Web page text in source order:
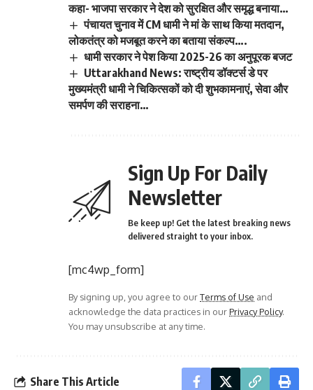
कहा- भाजपा सरकार ने देश को सुरक्षित और समृद्ध बनाया…
पंचायत चुनाव में CM धामी ने मां के साथ किया मतदान,
लोकतंत्र को मजबूत करने का बताया संकल्प….
धामी सरकार ने पेश किया 2025-26 का अनुपूरक बजट
Uttarakhand News: राष्ट्रीय डॉक्टर्स डे पर
मुख्यमंत्री धामी ने चिकित्सकों को दी शुभकामनाएं, सेवा और
समर्पण की सराहना…
Sign Up For Daily
Newsletter
Be keep up! Get the latest breaking news
delivered straight to your inbox.
[mc4wp_form]
By signing up, you agree to ourTerms of Use and
acknowledge the data practices in ourPrivacy Policy.
You may unsubscribe at any time.
Share This Article